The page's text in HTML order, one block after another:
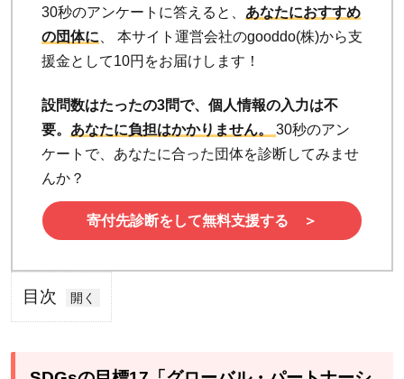
30秒のアンケートに答えると、 あなたにおすすめ
の団体に 、 本サイト運営会社のgooddo(株)から支
援金として10円をお届けします！
設問数はたったの3問で、個人情報の入力は不
要。 あなたに負担はかかりません。 30秒のアン
ケートで、あなたに合った団体を診断してみませ
んか？
寄付先診断をして無料支援する ＞
目次
1
の目標